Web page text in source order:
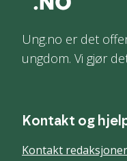
Ung.no er det
ungdom. Vi gjør
Kontakt og
Kontakt